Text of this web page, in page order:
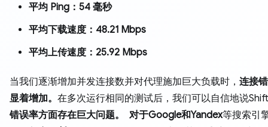
平均 Ping：54 毫秒
平均下载速度：48.21 Mbps
平均上传速度：25.92 Mbps
当我们逐渐增加并发连接数并对代理施加巨大负载时， 连接
显着增加。 在多次运行相同的测试后，我们可以自信地说
错误率方面存在巨大问题。 对于Google和Yandex等搜索引